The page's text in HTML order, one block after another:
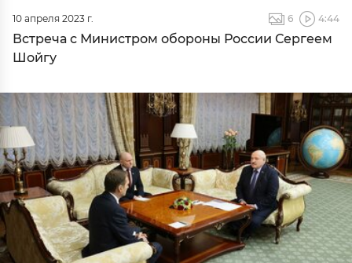
10 апреля 2023 г. 6 4:44
Встреча с Министром обороны России Сергеем
Шойгу